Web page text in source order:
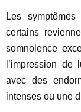
Les
certains
somnolence
l’impression
avec des
intenses ou une